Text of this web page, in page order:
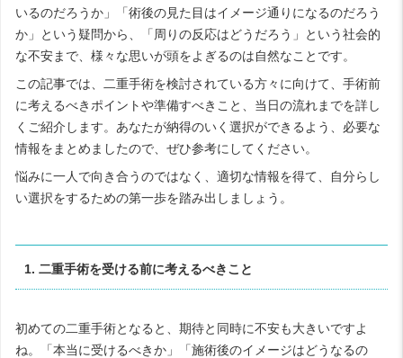
いるのだろうか」「術後の見た目はイメージ通りになるのだろう
か」という疑問から、「周りの反応はどうだろう」という社会的
な不安まで、様々な思いが頭をよぎるのは自然なことです。
この記事では、二重手術を検討されている方々に向けて、手術前
に考えるべきポイントや準備すべきこと、当日の流れまでを詳し
くご紹介します。あなたが納得のいく選択ができるよう、必要な
情報をまとめましたので、ぜひ参考にしてください。
悩みに一人で向き合うのではなく、適切な情報を得て、自分らし
い選択をするための第一歩を踏み出しましょう。
1. 二重手術を受ける前に考えるべきこと
初めての二重手術となると、期待と同時に不安も大きいですよ
ね。「本当に受けるべきか」「施術後のイメージはどうなるの